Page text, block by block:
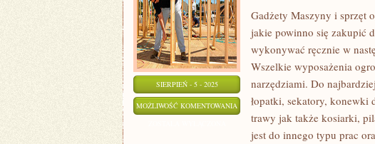
SIERPIEŃ - 5 - 2025
MOŻLIWOŚĆ KOMENTOWANIA SZAFY
Gadżety Maszyny i sprzęt
jakie powinno się zakupić
wykonywać ręcznie w
Wszelkie wyposażenia
narzędziami. Do
łopatki, sekatory, konewki
trawy jak także kosiarki,
jest do innego typu prac